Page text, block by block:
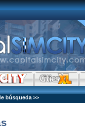
búsqueda >>